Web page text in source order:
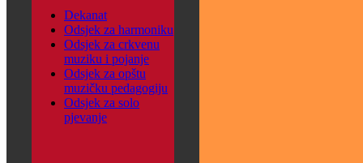
Dekanat
Odsjek za harmoniku
Odsjek za crkvenu
muziku i pojanje
Odsjek za opštu
muzičku pedagogiju
Odsjek za solo
pjevanje